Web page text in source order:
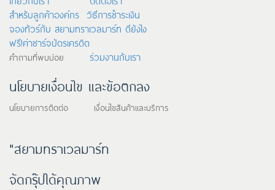
สำหรับลูกค้าองค์กร วิธีการชำระเงิน
จองทัวร์กับ สยามทราเวลมาร์ท ดียังไง
ฟรี!ค่าชาร์จบัตรเครดิต
คำถามที่พบบ่อย ร่วมงานกับเรา
นโยบายเงื่อนไข และข้อตกลง
นโยบายการติดต่อ เงื่อนไขสินค้าและบริการ
"สยามทราเวลมาร์ท
จัดกรุ๊ปได้คุณภาพ